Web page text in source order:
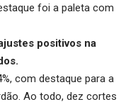
foi a paleta com
positivos na
com destaque para a
Ao todo, dez cortes